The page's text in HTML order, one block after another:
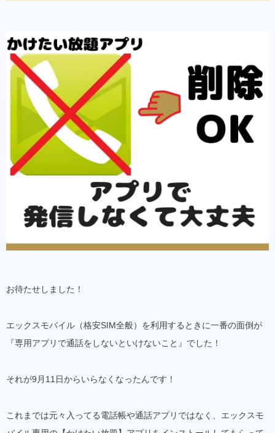
お待たせしました！
エックスモバイル（格安SIM全般）を利用するときに一番の面倒が
『専用アプリで通話をしないといけないこと』でした！
それが9月11日からいらなくなったんです！
これまでは元々入ってる電話帳や通話アプリではなく、エックスモ